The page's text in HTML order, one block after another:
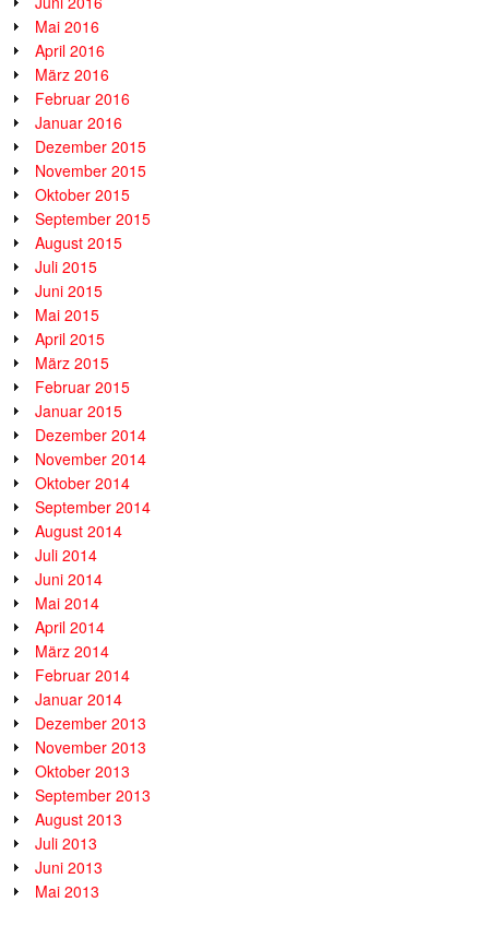
Mai 2016
April 2016
März 2016
Februar 2016
Januar 2016
Dezember 2015
November 2015
Oktober 2015
September 2015
August 2015
Juli 2015
Juni 2015
Mai 2015
April 2015
März 2015
Februar 2015
Januar 2015
Dezember 2014
November 2014
Oktober 2014
September 2014
August 2014
Juli 2014
Juni 2014
Mai 2014
April 2014
März 2014
Februar 2014
Januar 2014
Dezember 2013
November 2013
Oktober 2013
September 2013
August 2013
Juli 2013
Juni 2013
Mai 2013